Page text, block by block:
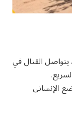
يتواصل القتال في
الإنساني